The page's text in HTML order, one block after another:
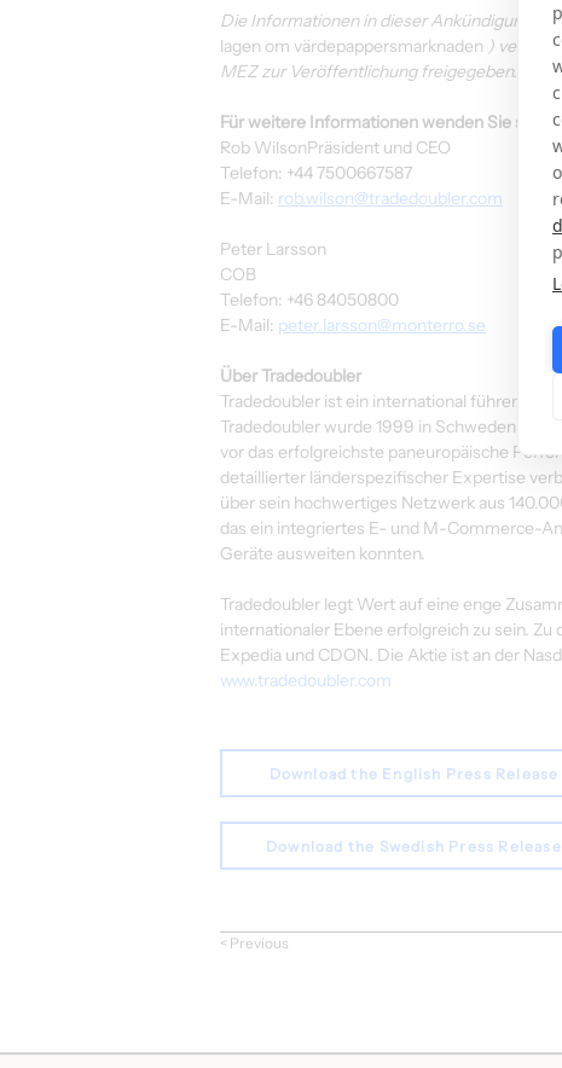
Die Informationen in dieser Ankündigung
lagen om värdepappersmarknaden )
MEZ zur Veröffentlichung freigegeben.
Für weitere Informationen wenden Sie sich
Rob WilsonPräsident und CEO
Telefon: +44 7500667587
E-Mail: rob.wilson@tradedoubler.com
Peter Larsson
COB
Telefon: +46 84050800
E-Mail: peter.larsson@monterro.se
Über Tradedoubler
Tradedoubler ist ein international führendes
Tradedoubler wurde 1999 in Schweden
vor das erfolgreichste paneuropäische
detaillierter länderspezifischer Expertise
über sein hochwertiges Netzwerk aus
das ein integriertes E- und M-Commerce-
Geräte ausweiten konnten.
Tradedoubler legt Wert auf eine enge
internationaler Ebene erfolgreich zu sein.
Expedia und CDON. Die Aktie ist an der
www.tradedoubler.com
Download the English Press Release
Download the Swedish Press Release
< Previous